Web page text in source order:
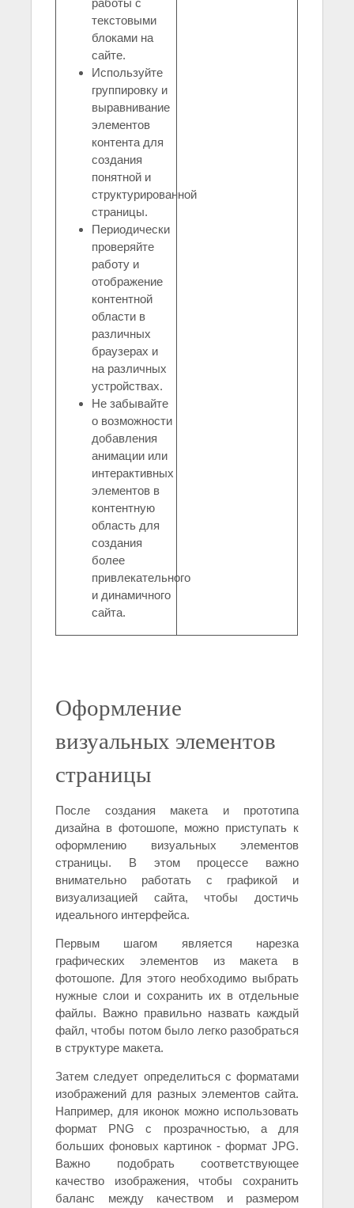
работы с
текстовыми
блоками на
сайте.
Используйте
группировку и
выравнивание
элементов
контента для
создания
понятной и
структурированной
страницы.
Периодически
проверяйте
работу и
отображение
контентной
области в
различных
браузерах и
на различных
устройствах.
Не забывайте
о возможности
добавления
анимации или
интерактивных
элементов в
контентную
область для
создания
более
привлекательного
и динамичного
сайта.
Оформление
визуальных элементов
страницы
После создания макета и прототипа
дизайна в фотошопе, можно приступать к
оформлению визуальных элементов
страницы. В этом процессе важно
внимательно работать с графикой и
визуализацией сайта, чтобы достичь
идеального интерфейса.
Первым шагом является нарезка
графических элементов из макета в
фотошопе. Для этого необходимо выбрать
нужные слои и сохранить их в отдельные
файлы. Важно правильно назвать каждый
файл, чтобы потом было легко разобраться
в структуре макета.
Затем следует определиться с форматами
изображений для разных элементов сайта.
Например, для иконок можно использовать
формат PNG с прозрачностью, а для
больших фоновых картинок - формат JPG.
Важно подобрать соответствующее
качество изображения, чтобы сохранить
баланс между качеством и размером